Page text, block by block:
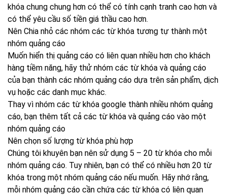
khóa chung chung hơn có thể có tính cạnh tranh cao hơn và
có thể yêu cầu số tiền giá thầu cao hơn.
Nên Chia nhỏ các nhóm các từ khóa tương tự thành một
nhóm quảng cáo
Muốn hiển thị quảng cáo có liên quan nhiều hơn cho khách
hàng tiềm năng, hãy thử nhóm các từ khóa và quảng cáo
của bạn thành các nhóm quảng cáo dựa trên sản phẩm, dịch
vụ hoặc các danh mục khác.
Thay vì nhóm các từ khóa google thành nhiều nhóm quảng
cáo, bạn thêm tất cả các từ khóa và quảng cáo vào một
nhóm quảng cáo
Nên chọn số lượng từ khóa phù hợp
Chúng tôi khuyên bạn nên sử dụng 5 – 20 từ khóa cho mỗi
nhóm quảng cáo. Tuy nhiên, bạn có thể có nhiều hơn 20 từ
khóa trong một nhóm quảng cáo nếu muốn. Hãy nhớ rằng,
mỗi nhóm quảng cáo cần chứa các từ khóa có liên quan